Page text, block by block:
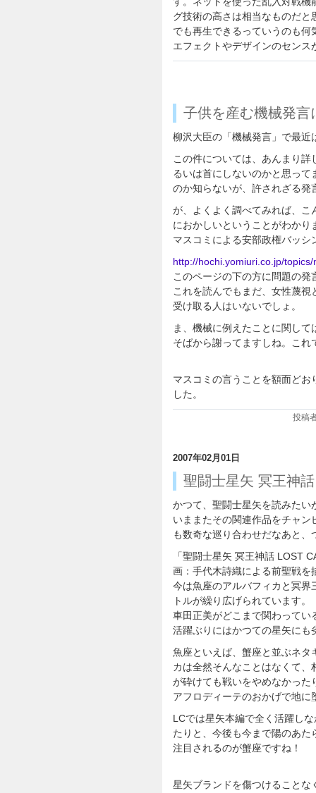
グ技術の高さは相当なものだ
でも再生できるっていうのも何
エフェクトやデザインのセン
子供を産む機械発言
柳沢大臣の「機械発言」で最近
この件については、あんまり
るいは首にしないのかと思っ
のか知らないが、許されざる発
が、よくよく調べてみれば、
におかしいということがわかり
マスコミによる安部政権バッ
http://hochi.yomiuri.co.jp/
このページの下の方に問題の
これを読んでもまだ、女性蔑
受け取る人はいないでしょ。
ま、機械に例えたことに関し
そばから謝ってますしね。こ
マスコミの言うことを額面ど
した。
投稿
2007年02月01日
聖闘士星矢 冥王神
かつて、聖闘士星矢を読みた
いままたその関連作品をチャ
も数奇な巡り合わせだなあと、
「聖闘士星矢 冥王神話 LOST
画：手代木詩織による前聖戦を
今は魚座のアルバフィカと冥
トルが繰り広げられています。
車田正美がどこまで関わって
活躍ぶりにはかつての星矢にも
魚座といえば、蟹座と並ぶネ
カは全然そんなことはなくて
が砕けても戦いをやめなかっ
アフロディーテのおかげで地
LCでは星矢本編で全く活躍し
たりと、今後も今まで陽のあ
注目されるのが蟹座ですね！
星矢ブランドを傷つけること